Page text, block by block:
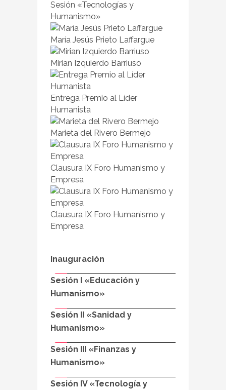
Sesión «Tecnologías y
Humanismo»
María Jesús Prieto Laffargue
Mirian Izquierdo Barriuso
Entrega Premio al Líder
Humanista
Marieta del Rivero Bermejo
Clausura IX Foro Humanismo y
Empresa
Clausura IX Foro Humanismo y
Empresa
Inauguración
Sesión I «Educación y
Humanismo»
Sesión II «Sanidad y
Humanismo»
Sesión III «Finanzas y
Humanismo»
Sesión IV «Tecnología y